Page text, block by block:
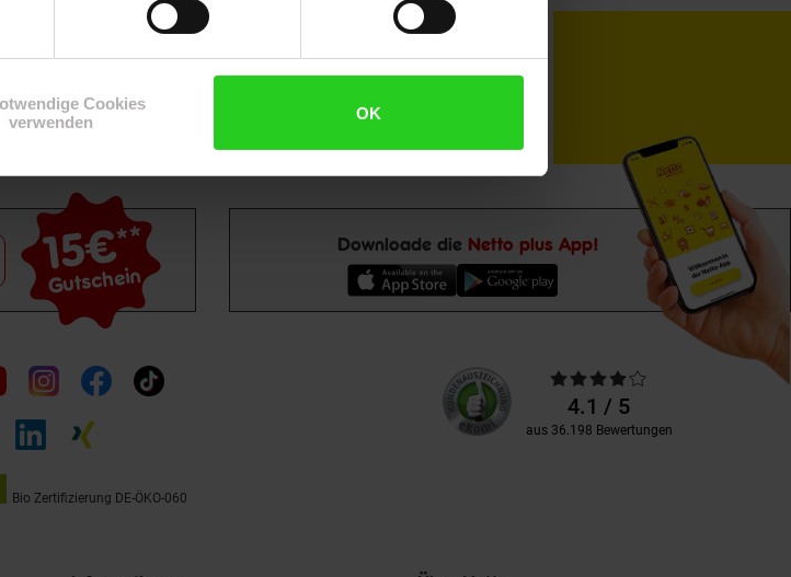
Cookies
verwenden
OK
Rezeptwelt Karriere
15€**
Gutschein
Downloade die Netto plus App!
Bio Zertifizierung DE-ÖKO-060
Unsere
Kundenbewertungen
Durchschnittliche
Bewertungen4.1 / 5
aus 36.198 Bewertungen